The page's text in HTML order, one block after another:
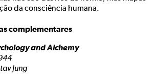
da consciência humana.
complementares
and Alchemy
Jung